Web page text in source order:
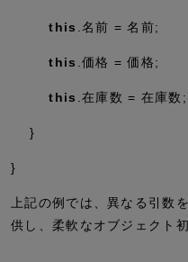
this .名前 = 名前;
this .価格 = 価格;
this .在庫数 = 在庫数;
}
}
上記の例では、異なる引数
供し、柔軟なオブジェクト